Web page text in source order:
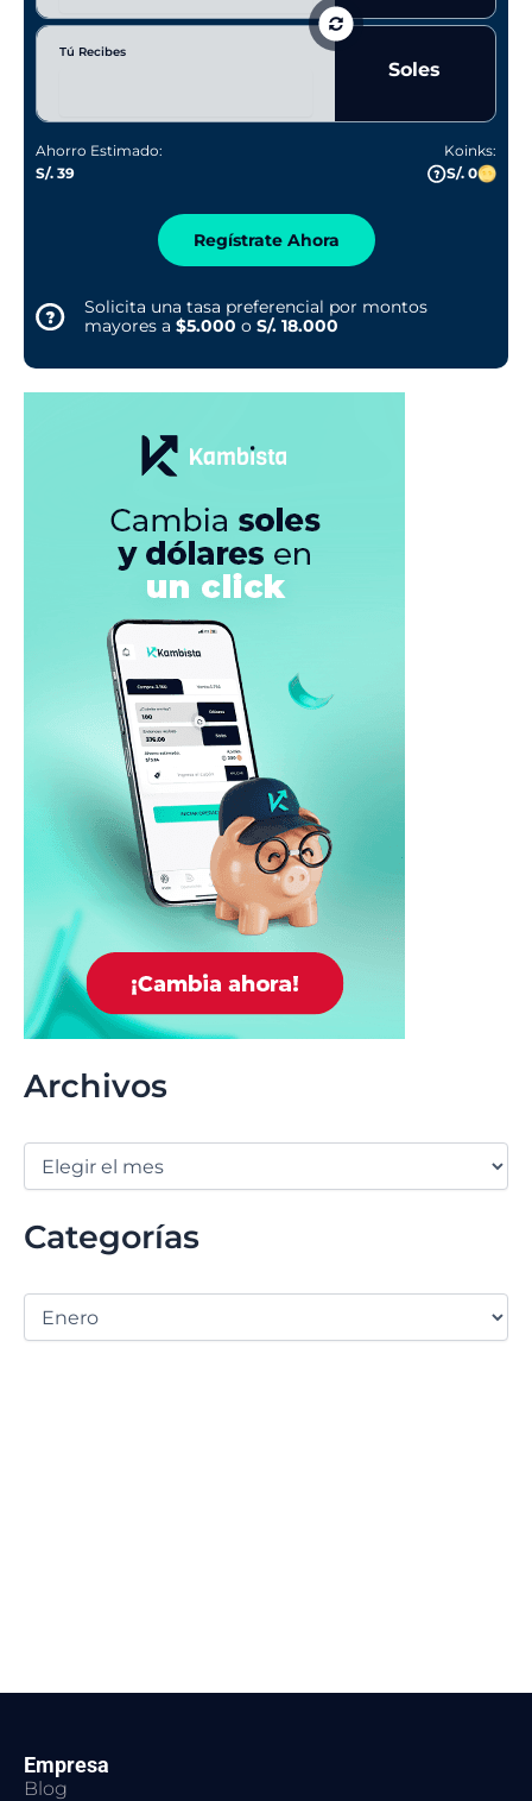
Tú Recibes
Soles
Ahorro Estimado:
S/. 39
Koinks:
S/. 0
Regístrate Ahora
Solicita una tasa preferencial por montos
mayores a $5.000 o S/. 18.000
Archivos
Categorías
Empresa
Blog